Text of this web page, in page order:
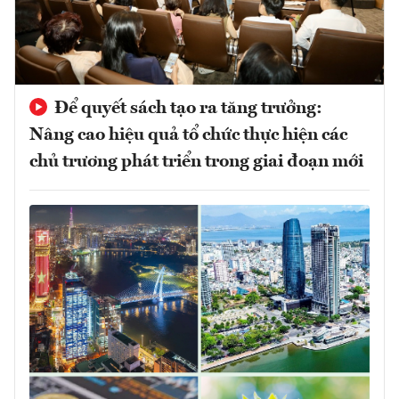
Để quyết sách tạo ra tăng trưởng:
Nâng cao hiệu quả tổ chức thực hiện các
chủ trương phát triển trong giai đoạn mới